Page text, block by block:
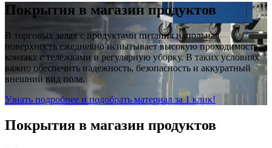
Покрытия в магазин продуктов
В торговых залах с продуктами питания напольная
поверхность ежедневно испытывает высокую проходимость,
контакт с тележками и регулярную уборку. В таких условиях
важно обеспечить надежность, безопасность и аккуратный
внешний вид пола.
Узнать подробнее и подобрать материал за 1 клик!
Покрытия в магазин продуктов